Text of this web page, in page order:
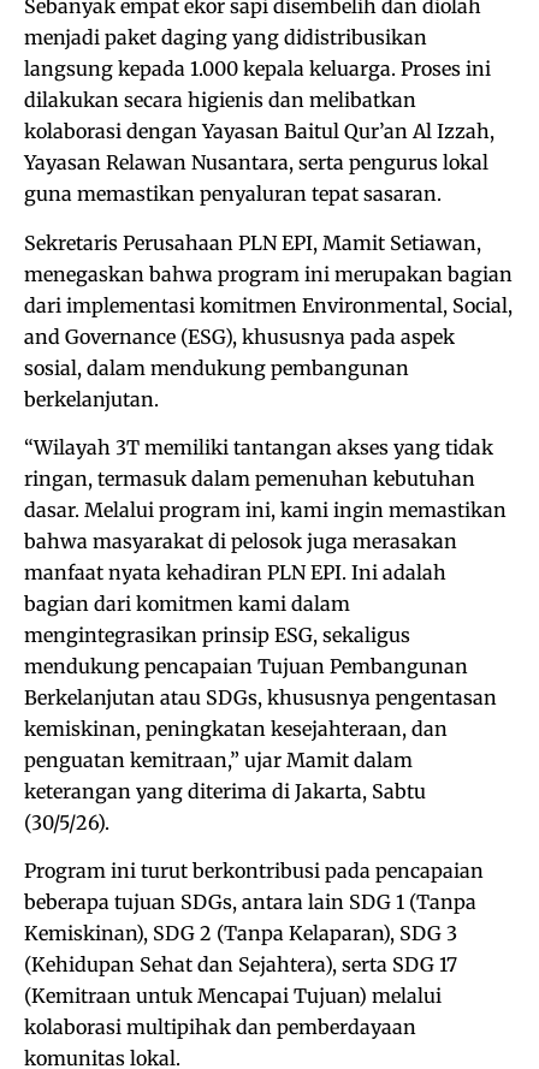
Sebanyak empat ekor sapi disembelih dan diolah
menjadi paket daging yang didistribusikan
langsung kepada 1.000 kepala keluarga. Proses ini
dilakukan secara higienis dan melibatkan
kolaborasi dengan Yayasan Baitul Qur’an Al Izzah,
Yayasan Relawan Nusantara, serta pengurus lokal
guna memastikan penyaluran tepat sasaran.
Sekretaris Perusahaan PLN EPI, Mamit Setiawan,
menegaskan bahwa program ini merupakan bagian
dari implementasi komitmen Environmental, Social,
and Governance (ESG), khususnya pada aspek
sosial, dalam mendukung pembangunan
berkelanjutan.
“Wilayah 3T memiliki tantangan akses yang tidak
ringan, termasuk dalam pemenuhan kebutuhan
dasar. Melalui program ini, kami ingin memastikan
bahwa masyarakat di pelosok juga merasakan
manfaat nyata kehadiran PLN EPI. Ini adalah
bagian dari komitmen kami dalam
mengintegrasikan prinsip ESG, sekaligus
mendukung pencapaian Tujuan Pembangunan
Berkelanjutan atau SDGs, khususnya pengentasan
kemiskinan, peningkatan kesejahteraan, dan
penguatan kemitraan,” ujar Mamit dalam
keterangan yang diterima di Jakarta, Sabtu
(30/5/26).
Program ini turut berkontribusi pada pencapaian
beberapa tujuan SDGs, antara lain SDG 1 (Tanpa
Kemiskinan), SDG 2 (Tanpa Kelaparan), SDG 3
(Kehidupan Sehat dan Sejahtera), serta SDG 17
(Kemitraan untuk Mencapai Tujuan) melalui
kolaborasi multipihak dan pemberdayaan
komunitas lokal.